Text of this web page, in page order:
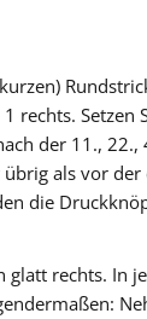
rechts. Setzen
der 11.,
als vor
die
glatt rechts. In